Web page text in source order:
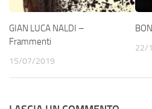
GIAN LUCA NALDI –
Frammenti
15/07/2019
22/